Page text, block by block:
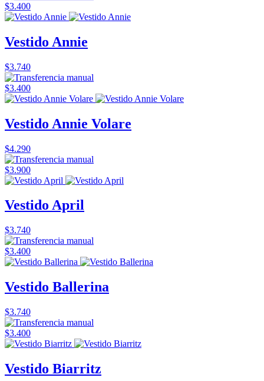
$3.400
Vestido Annie
$3.740
$3.400
Vestido Annie Volare
$4.290
$3.900
Vestido April
$3.740
$3.400
Vestido Ballerina
$3.740
$3.400
Vestido Biarritz